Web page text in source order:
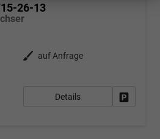
26-13
Außenfarbe
auf Anfrage
Details